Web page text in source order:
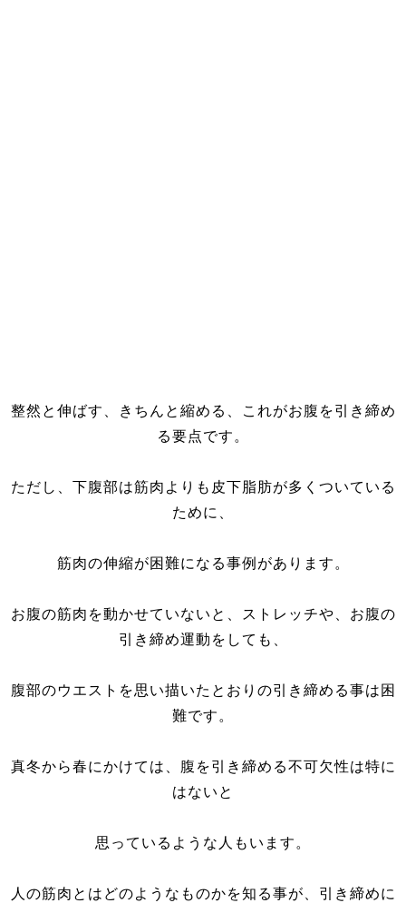
整然と伸ばす、きちんと縮める、これがお腹を引き締め
る要点です。
ただし、下腹部は筋肉よりも皮下脂肪が多くついている
ために、
筋肉の伸縮が困難になる事例があります。
お腹の筋肉を動かせていないと、ストレッチや、お腹の
引き締め運動をしても、
腹部のウエストを思い描いたとおりの引き締める事は困
難です。
真冬から春にかけては、腹を引き締める不可欠性は特に
はないと
思っているような人もいます。
人の筋肉とはどのようなものかを知る事が、引き締めに